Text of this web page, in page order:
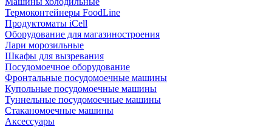
Термоконтейнеры FoodLine
Продуктоматы iCell
Оборудование для магазиностроения
Лари морозильные
Шкафы для вызревания
Посудомоечное оборудование
Фронтальные посудомоечные машины
Купольные посудомоечные машины
Туннельные посудомоечные машины
Стаканомоечные машины
Аксессуары